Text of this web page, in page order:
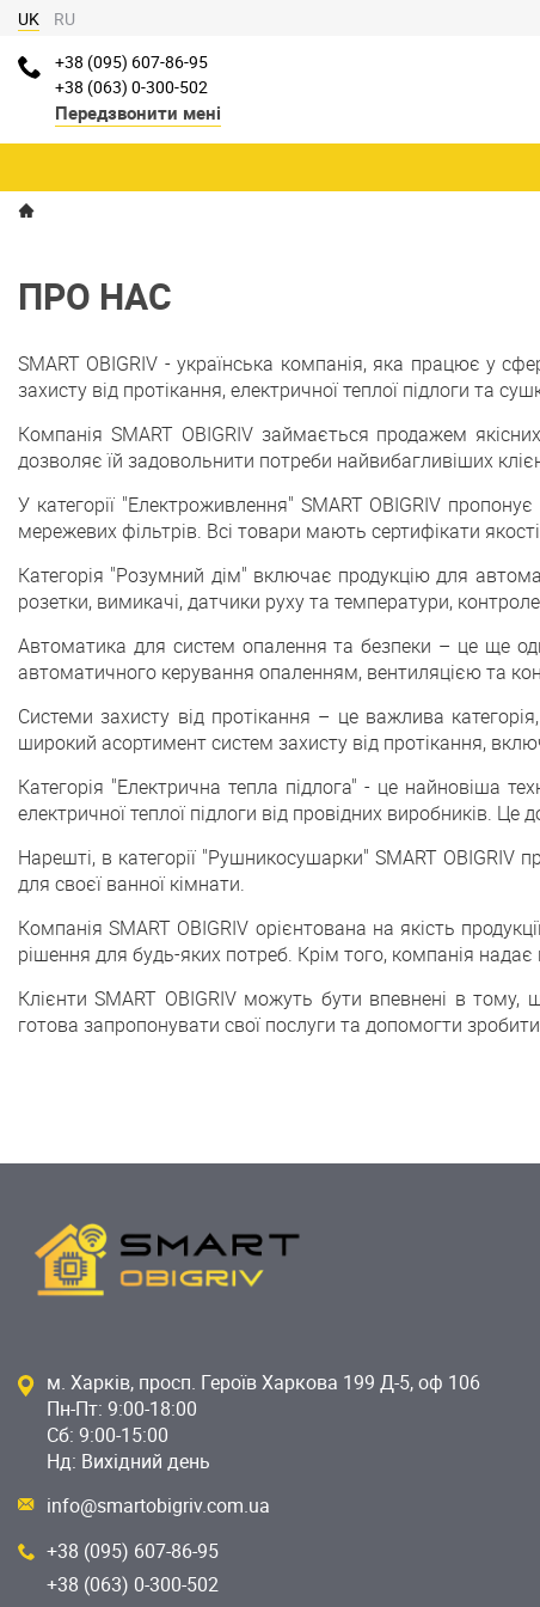
UK RU
+38 (095) 607-86-95
+38 (063) 0-300-502
Передзвонити мені
ПРО НАС
SMART OBIGRIV - українська компанія, яка працює у
захисту від протікання, електричної теплої підлоги та
Компанія SMART OBIGRIV займається продажем
дозволяє їй задовольнити потреби найвибагливіших
У категорії "Електроживлення" SMART OBIGRIV
мережевих фільтрів. Всі товари мають сертифікати
Категорія "Розумний дім" включає продукцію для
розетки, вимикачі, датчики руху та температури,
Автоматика для систем опалення та безпеки – це ще
автоматичного керування опаленням, вентиляцією та
Системи захисту від протікання – це важлива
широкий асортимент систем захисту від протікання,
Категорія "Електрична тепла підлога" - це найновіша
електричної теплої підлоги від провідних виробників.
Нарешті, в категорії "Рушникосушарки" SMART
для своєї ванної кімнати.
Компанія SMART OBIGRIV орієнтована на якість
рішення для будь-яких потреб. Крім того, компанія
Клієнти SMART OBIGRIV можуть бути впевнені в
готова запропонувати свої послуги та допомогти
м. Харків, просп. Героїв Харкова 199 Д-5, оф 106
Пн-Пт: 9:00-18:00
Сб: 9:00-15:00
Нд: Вихідний день
info@smartobigriv.com.ua
+38 (095) 607-86-95
+38 (063) 0-300-502